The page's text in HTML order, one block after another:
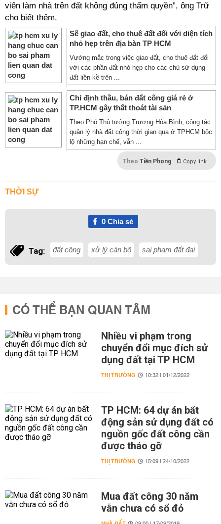
viên làm nhà trên đất không đúng thẩm quyền”, ông Trữ
cho biết thêm.
Sẽ giao đất, cho thuê đất đối với diện tích
nhỏ hẹp trên địa bàn TP HCM
Vướng mắc trong việc giao đất, cho thuê đất đối
với các phần đất nhỏ hẹp cho các chủ sử dụng
đất liền kề trên ...
Chỉ định thầu, bán đất công giá rẻ ở
TP.HCM gây thất thoát tài sản
Theo Phó Thủ tướng Trương Hòa Bình, công tác
quản lý nhà đất công thời gian qua ở TPHCM bộc
lộ những hạn chế, vẫn ...
Theo Tiền Phong Copy link
THỜI SỰ
0Chia sẻ
Tag: đất công xử lý cán bộ sai phạm đất đai
CÓ THỂ BẠN QUAN TÂM
Nhiều vi phạm trong
chuyển đổi mục đích sử
dụng đất tại TP HCM
THỊ TRƯỜNG 10:32 | 01/12/2022
TP HCM: 64 dự án bất
động sản sử dụng đất có
nguồn gốc đất công cần
được tháo gỡ
THỊ TRƯỜNG 15:09 | 24/10/2022
Mua đất công 30 năm
vẫn chưa có sổ đỏ